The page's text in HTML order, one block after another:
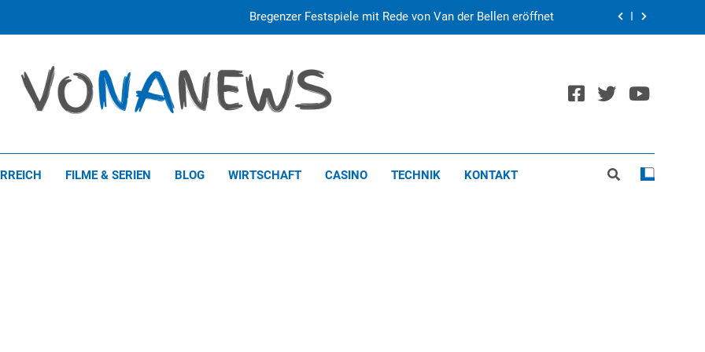
Paraguay blamiert sich – Frankreich ist weiter
Paraguay blamiert sich – Frankreich ist weiter
FILME & SERIEN BLOG WIRTSCHAFT CASINO TECHNIK KONTAKT